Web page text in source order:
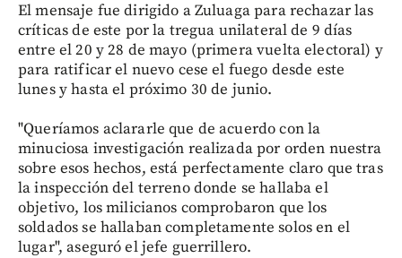
El mensaje fue dirigido a Zuluaga para rechazar las
críticas de este por la tregua unilateral de 9 días
entre el 20 y 28 de mayo (primera vuelta electoral) y
para ratificar el nuevo cese el fuego desde este
lunes y hasta el próximo 30 de junio.
"Queríamos aclararle que de acuerdo con la
minuciosa investigación realizada por orden nuestra
sobre esos hechos, está perfectamente claro que tras
la inspección del terreno donde se hallaba el
objetivo, los milicianos comprobaron que los
soldados se hallaban completamente solos en el
lugar", aseguró el jefe guerrillero.